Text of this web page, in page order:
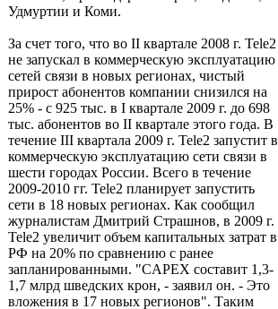
Удмуртии и Коми.
За счет того, что во II квартале 2008 г. Tele2
не запускал в коммерческую эксплуатацию
сетей связи в новых регионах, чистый
прирост абонентов компании снизился на
25% - с 925 тыс. в I квартале 2009 г. до 698
тыс. абонентов во II квартале этого года. В
течение III квартала 2009 г. Tele2 запустит в
коммерческую эксплуатацию сети связи в
шести городах России. Всего в течение
2009-2010 гг. Tele2 планирует запустить
сети в 18 новых регионах. Как сообщил
журналистам Дмитрий Страшнов, в 2009 г.
Tele2 увеличит объем капитальных затрат в
РФ на 20% по сравнению с ранее
запланированными. "CAPEX составит 1,3-
1,7 млрд шведских крон, - заявил он. - Это
вложения в 17 новых регионов". Таким